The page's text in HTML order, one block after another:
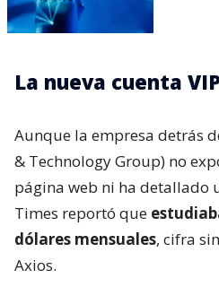
La nueva cuenta
Aunque la empresa detrás
& Technology Group) no
página web ni ha detallado
Times reportó que
dólares mensuales, cifra
Axios.